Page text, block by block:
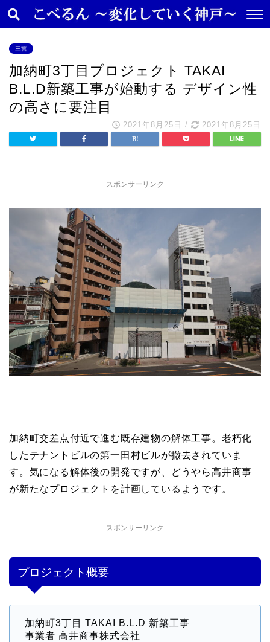
三宮
加納町3丁目プロジェクト TAKAI
B.L.D新築工事が始動する デザイン性
の高さに要注目
2021年8月25日 / 2021年8月25日
スポンサーリンク
加納町交差点付近で進む既存建物の解体工事。老朽化
したテナントビルの第一田村ビルが撤去されていま
す。気になる解体後の開発ですが、どうやら高井商事
が新たなプロジェクトを計画しているようです。
スポンサーリンク
プロジェクト概要
加納町3丁目 TAKAI B.L.D 新築工事
事業者 高井商事株式会社